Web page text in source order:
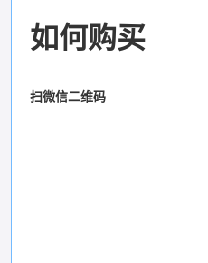
如何购买
扫微信二维码